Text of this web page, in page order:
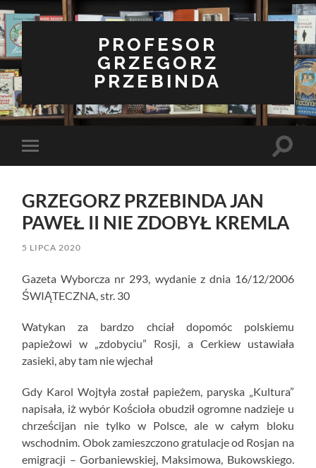
PROFESOR
GRZEGORZ
PRZEBINDA
Toggle
mobile
Toggle
GRZEGORZ PRZEBINDA JAN
PAWEŁ II NIE ZDOBYŁ KREMLA
5 LIPCA 2020
Gazeta Wyborcza nr 293, wydanie z dnia 16/12/2006
ŚWIĄTECZNA, str. 30
Watykan za bardzo chciał dopomóc polskiemu
papieżowi w „zdobyciu” Rosji, a Cerkiew ustawiała
zasieki, aby tam nie wjechał
Gdy Karol Wojtyła został papieżem, paryska „Kultura”
napisała, iż wybór Kościoła obudził ogromne nadzieje u
chrześcijan nie tylko w Polsce, ale w całym bloku
wschodnim. Obok zamieszczono gratulacje od Rosjan na
emigracji – Gorbaniewskiej, Maksimowa, Bukowskiego.